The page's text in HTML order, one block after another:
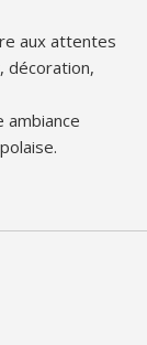
aux attentes
décoration,
ambiance